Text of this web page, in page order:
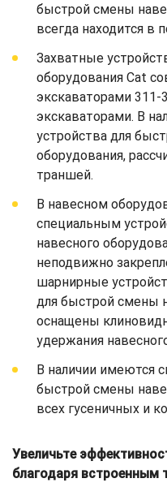
быстрой смены
всегда находится в
Захватные
оборудования Cat
экскаваторами
экскаваторами. В
устройства для
оборудования,
траншей.
В навесном
специальным
навесного
неподвижно
шарнирные
для быстрой смены
оснащены
удержания
В наличии имеются
быстрой смены
всех гусеничных и
Увеличьте
благодаря встроенным